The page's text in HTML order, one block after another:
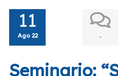
11
Ago 22 -
Seminario: